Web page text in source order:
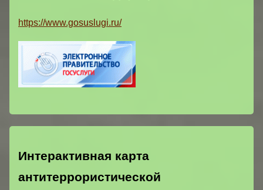
https://www.gosuslugi.ru/
Интерактивная карта
антитеррористической